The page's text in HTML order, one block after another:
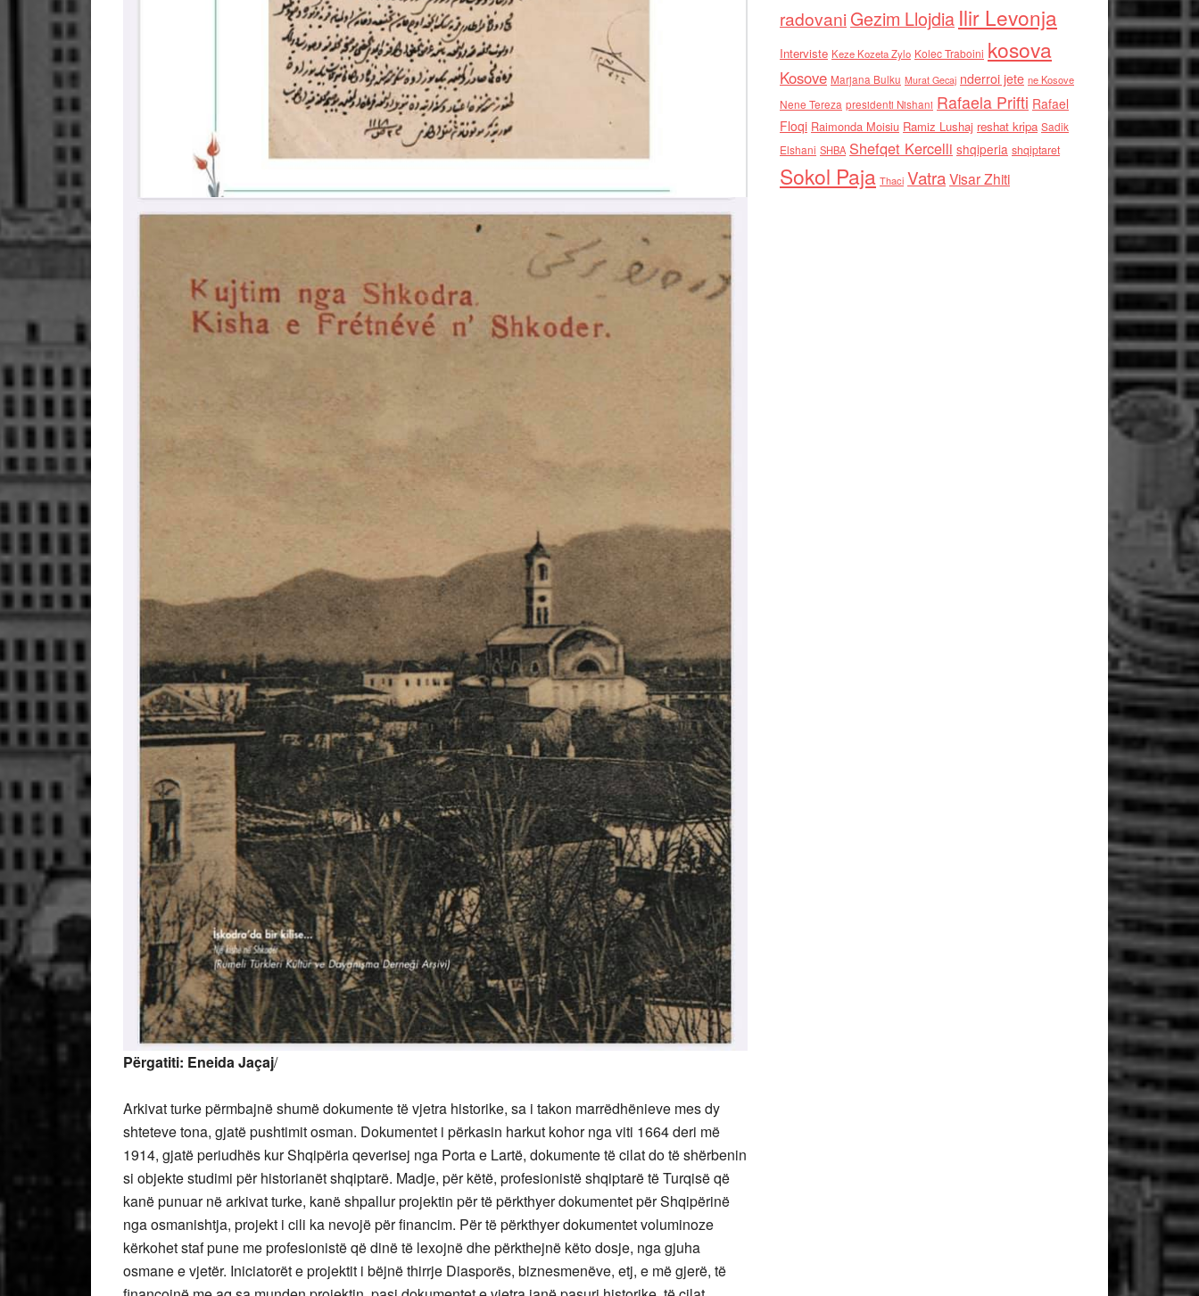
Përgatiti: Eneida Jaçaj/
Arkivat turke përmbajnë shumë dokumente të vjetra historike, sa i takon marrëdhënieve mes dy
shteteve tona, gjatë pushtimit osman. Dokumentet i përkasin harkut kohor nga viti 1664 deri më
1914, gjatë periudhës kur Shqipëria qeverisej nga Porta e Lartë, dokumente të cilat do të shërbenin
si objekte studimi për historianët shqiptarë. Madje, për këtë, profesionistë shqiptarë të Turqisë që
kanë punuar në arkivat turke, kanë shpallur projektin për të përkthyer dokumentet për Shqipërinë
nga osmanishtja, projekt i cili ka nevojë për financim. Për të përkthyer dokumentet voluminoze
kërkohet staf pune me profesionistë që dinë të lexojnë dhe përkthejnë këto dosje, nga gjuha
osmane e vjetër. Iniciatorët e projektit i bëjnë thirrje Diasporës, biznesmenëve, etj, e më gjerë, të
radovaniGezim Llojdia Ilir Levonja
Interviste Keze Kozeta Zylo Kolec Traboini kosova
Kosove Marjana Bulku Murat Gecaj nderroi jete ne Kosove
Nene Tereza presidenti Nishani Rafaela Prifti Rafael
Floqi Raimonda Moisiu Ramiz Lushaj reshat kripa Sadik
Elshani SHBA Shefqet Kercelli shqiperia shqiptaret
Sokol Paja Thaci VatraVisar Zhiti